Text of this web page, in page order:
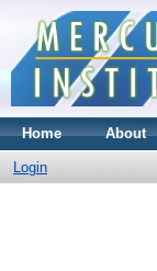
Home About
Login